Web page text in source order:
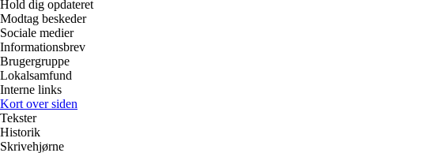
Hold dig opdateret
Modtag beskeder
Sociale medier
Informationsbrev
Brugergruppe
Lokalsamfund
Interne links
Kort over siden
Tekster
Historik
Skrivehjørne